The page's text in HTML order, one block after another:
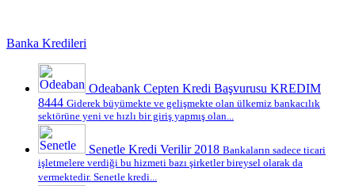
Banka Kredileri
Odeabank Cepten Kredi Başvurusu KREDIM
8444 Giderek büyümekte ve gelişmekte olan ülkemiz bankacılık
sektörüne yeni ve hızlı bir giriş yapmış olan...
Senetle Kredi Verilir 2018 Bankaların sadece ticari
işletmelere verdiği bu hizmeti bazı şirketler bireysel olarak da
vermektedir. Senetle kredi...